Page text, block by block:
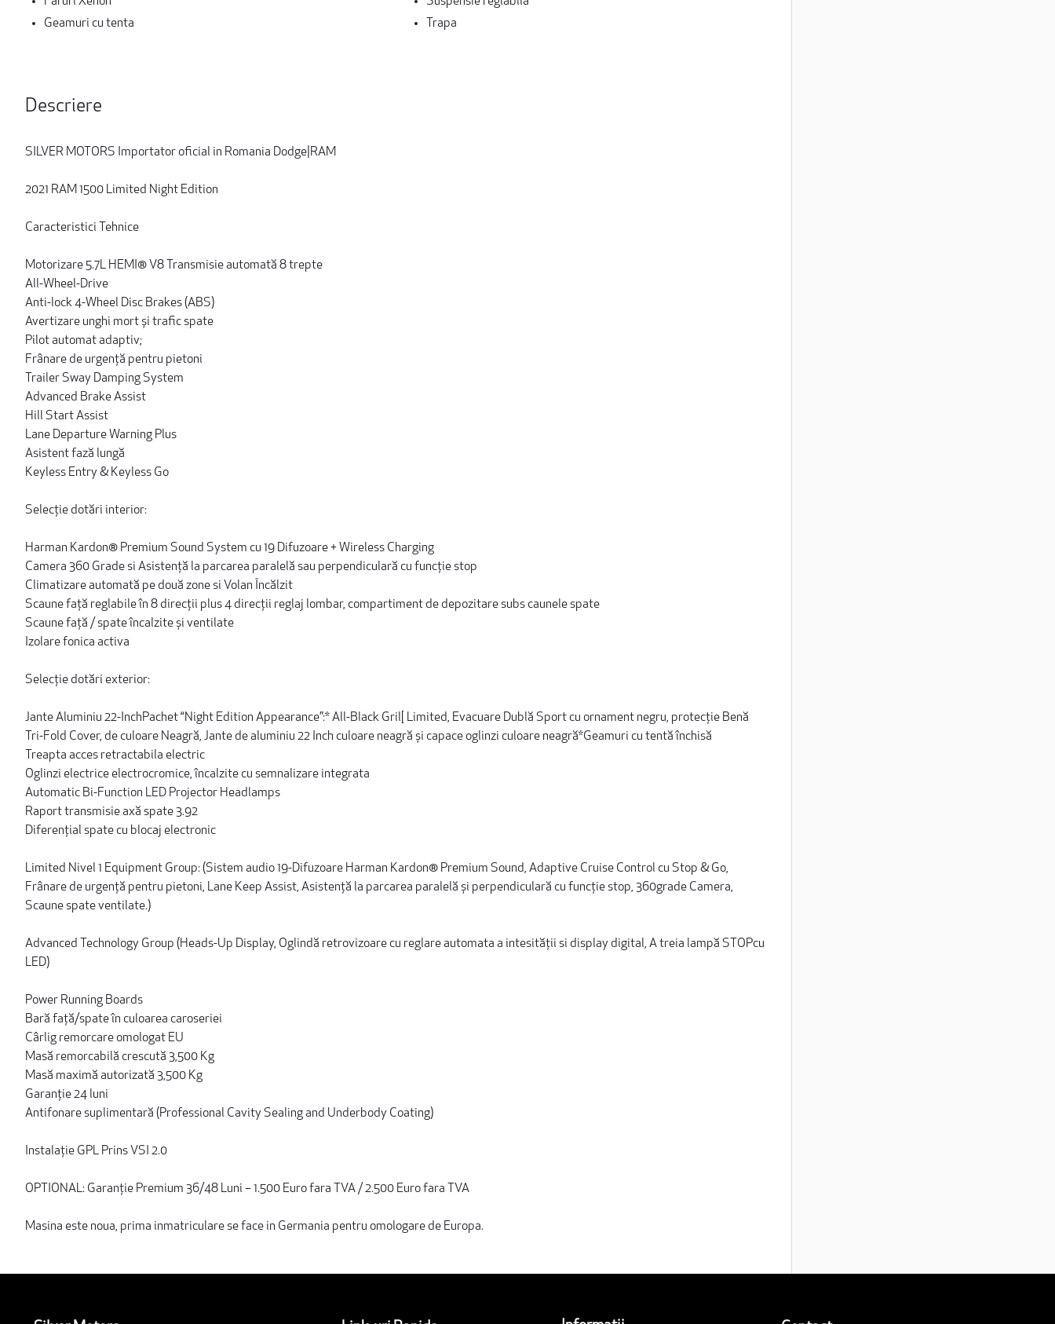
Geamuri cu tenta
Trapa
Descriere
SILVER MOTORS Importator oficial in Romania Dodge|RAM
2021 RAM 1500 Limited Night Edition
Caracteristici Tehnice
Motorizare 5.7L HEMI® V8 Transmisie automată 8 trepte
All-Wheel-Drive
Anti-lock 4-Wheel Disc Brakes (ABS)
Avertizare unghi mort și trafic spate
Pilot automat adaptiv;
Frânare de urgență pentru pietoni
Trailer Sway Damping System
Advanced Brake Assist
Hill Start Assist
Lane Departure Warning Plus
Asistent fază lungă
Keyless Entry & Keyless Go
Selecție dotări interior:
Harman Kardon® Premium Sound System cu 19 Difuzoare + Wireless Charging
Camera 360 Grade si Asistență la parcarea paralelă sau perpendiculară cu funcție stop
Climatizare automată pe două zone si Volan Încălzit
Scaune față reglabile în 8 direcții plus 4 direcții reglaj lombar, compartiment de depozitare subs caunele spate
Scaune față / spate încalzite și ventilate
Izolare fonica activa
Selecție dotări exterior:
Jante Aluminiu 22-InchPachet “Night Edition Appearance”:* All-Black Gril[ Limited, Evacuare Dublă Sport cu ornament negru, protecție Benă
Tri-Fold Cover, de culoare Neagră, Jante de aluminiu 22 Inch culoare neagră și capace oglinzi culoare neagră*Geamuri cu tentă închisă
Treapta acces retractabila electric
Oglinzi electrice electrocromice, încalzite cu semnalizare integrata
Automatic Bi-Function LED Projector Headlamps
Raport transmisie axă spate 3.92
Diferențial spate cu blocaj electronic
Limited Nivel 1 Equipment Group: (Sistem audio 19-Difuzoare Harman Kardon® Premium Sound, Adaptive Cruise Control cu Stop & Go,
Frânare de urgență pentru pietoni, Lane Keep Assist, Asistență la parcarea paralelă și perpendiculară cu funcție stop, 360grade Camera,
Scaune spate ventilate.)
Advanced Technology Group (Heads-Up Display, Oglindă retrovizoare cu reglare automata a intesității si display digital, A treia lampă STOPcu
LED)
Power Running Boards
Bară față/spate în culoarea caroseriei
Cârlig remorcare omologat EU
Masă remorcabilă crescută 3,500 Kg
Masă maximă autorizată 3,500 Kg
Garanție 24 luni
Antifonare suplimentară (Professional Cavity Sealing and Underbody Coating)
Instalație GPL Prins VSI 2.0
OPTIONAL: Garanție Premium 36/48 Luni – 1.500 Euro fara TVA / 2.500 Euro fara TVA
Masina este noua, prima inmatriculare se face in Germania pentru omologare de Europa.